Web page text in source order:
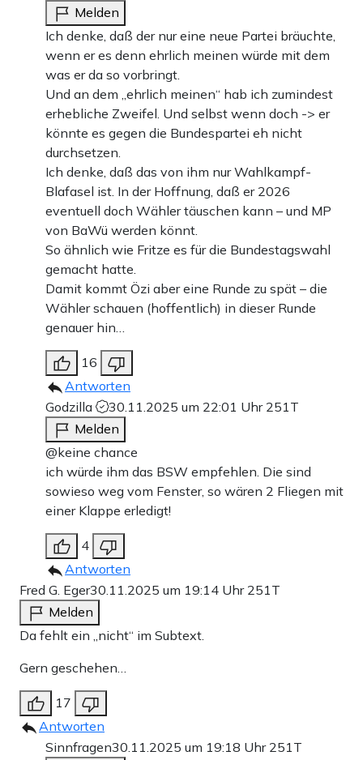
Melden
Ich denke, daß der nur eine neue Partei bräuchte,
wenn er es denn ehrlich meinen würde mit dem
was er da so vorbringt.
Und an dem „ehrlich meinen“ hab ich zumindest
erhebliche Zweifel. Und selbst wenn doch -> er
könnte es gegen die Bundespartei eh nicht
durchsetzen.
Ich denke, daß das von ihm nur Wahlkampf-
Blafasel ist. In der Hoffnung, daß er 2026
eventuell doch Wähler täuschen kann – und MP
von BaWü werden könnt.
So ähnlich wie Fritze es für die Bundestagswahl
gemacht hatte.
Damit kommt Özi aber eine Runde zu spät – die
Wähler schauen (hoffentlich) in dieser Runde
genauer hin…
16
Antworten
Godzilla
30.11.2025 um 22:01 Uhr 251T
Melden
@keine chance
ich würde ihm das BSW empfehlen. Die sind
sowieso weg vom Fenster, so wären 2 Fliegen mit
einer Klappe erledigt!
4
Antworten
Fred G. Eger30.11.2025 um 19:14 Uhr 251T
Melden
Da fehlt ein „nicht“ im Subtext.
Gern geschehen…
17
Antworten
Sinnfragen30.11.2025 um 19:18 Uhr 251T